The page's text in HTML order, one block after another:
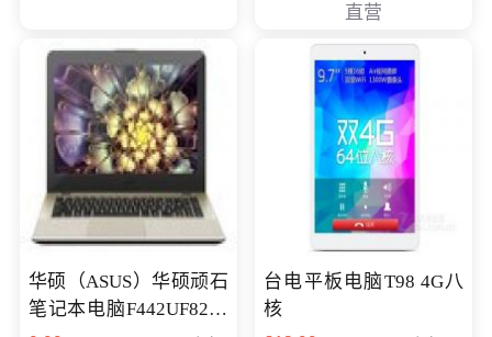
直营
华硕（ASUS）华硕顽石
笔记本电脑F442UF8250
台电平板电脑T98 4G八
核